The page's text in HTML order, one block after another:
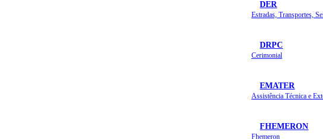
DER
DRPC
Cerimonial
EMATER
FHEMERON
Fhemeron